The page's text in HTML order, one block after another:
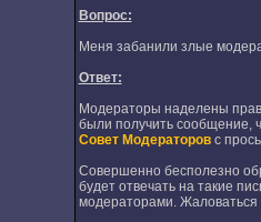
Вопрос:
Меня забанили злые
Ответ:
Модераторы наделены
были получить сообщение,
Совет Модераторов с
Совершенно бесполезно
будет отвечать на такие
модераторами. Жаловаться